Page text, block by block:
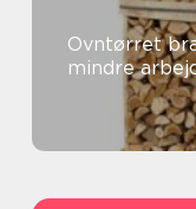
Ovntørret
mindre